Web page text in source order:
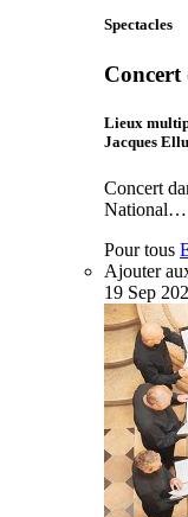
Spectacles
Concert
Lieux
Jacques
Concert
National…
Pour tous
Ajouter
19 Sep